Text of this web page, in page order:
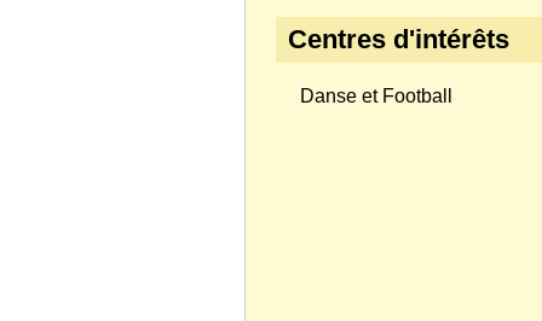
Centres d'intérêts
Danse et Football